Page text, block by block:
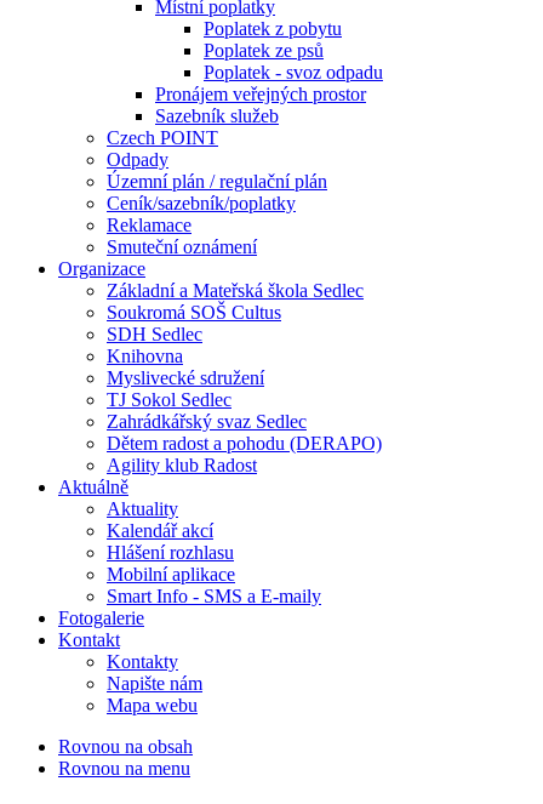
Místní poplatky
Poplatek z pobytu
Poplatek ze psů
Poplatek - svoz odpadu
Pronájem veřejných prostor
Sazebník služeb
Czech POINT
Odpady
Územní plán / regulační plán
Ceník/sazebník/poplatky
Reklamace
Smuteční oznámení
Organizace
Základní a Mateřská škola Sedlec
Soukromá SOŠ Cultus
SDH Sedlec
Knihovna
Myslivecké sdružení
TJ Sokol Sedlec
Zahrádkářský svaz Sedlec
Dětem radost a pohodu (DERAPO)
Agility klub Radost
Aktuálně
Aktuality
Kalendář akcí
Hlášení rozhlasu
Mobilní aplikace
Smart Info - SMS a E-maily
Fotogalerie
Kontakt
Kontakty
Napište nám
Mapa webu
Rovnou na obsah
Rovnou na menu